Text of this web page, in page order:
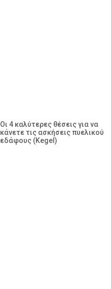
Οι 4 καλύτερες θέσεις για να
κάνετε τις ασκήσεις πυελικού
εδάφους (Kegel)